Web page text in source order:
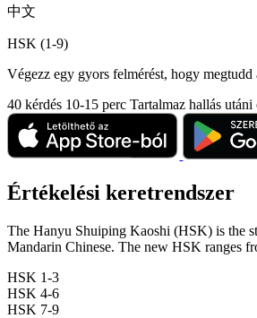
中文
HSK (1-9)
Végezz egy gyors felmérést, hogy megtudd
40 kérdés 10-15 perc Tartalmaz hallás utáni
Értékelési keretrendszer
The Hanyu Shuiping Kaoshi (HSK) is the
Mandarin Chinese. The new HSK ranges
HSK 1-3
HSK 4-6
HSK 7-9